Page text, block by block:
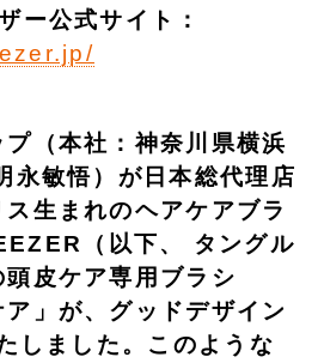
ー公式サイト：
（本社：神奈川県横浜
永敏悟）が日本総代理店
生まれのヘアケアブラ
（以下、 タングル
皮ケア専用ブラシ
ア」が、グッドデザイン
しました。このような